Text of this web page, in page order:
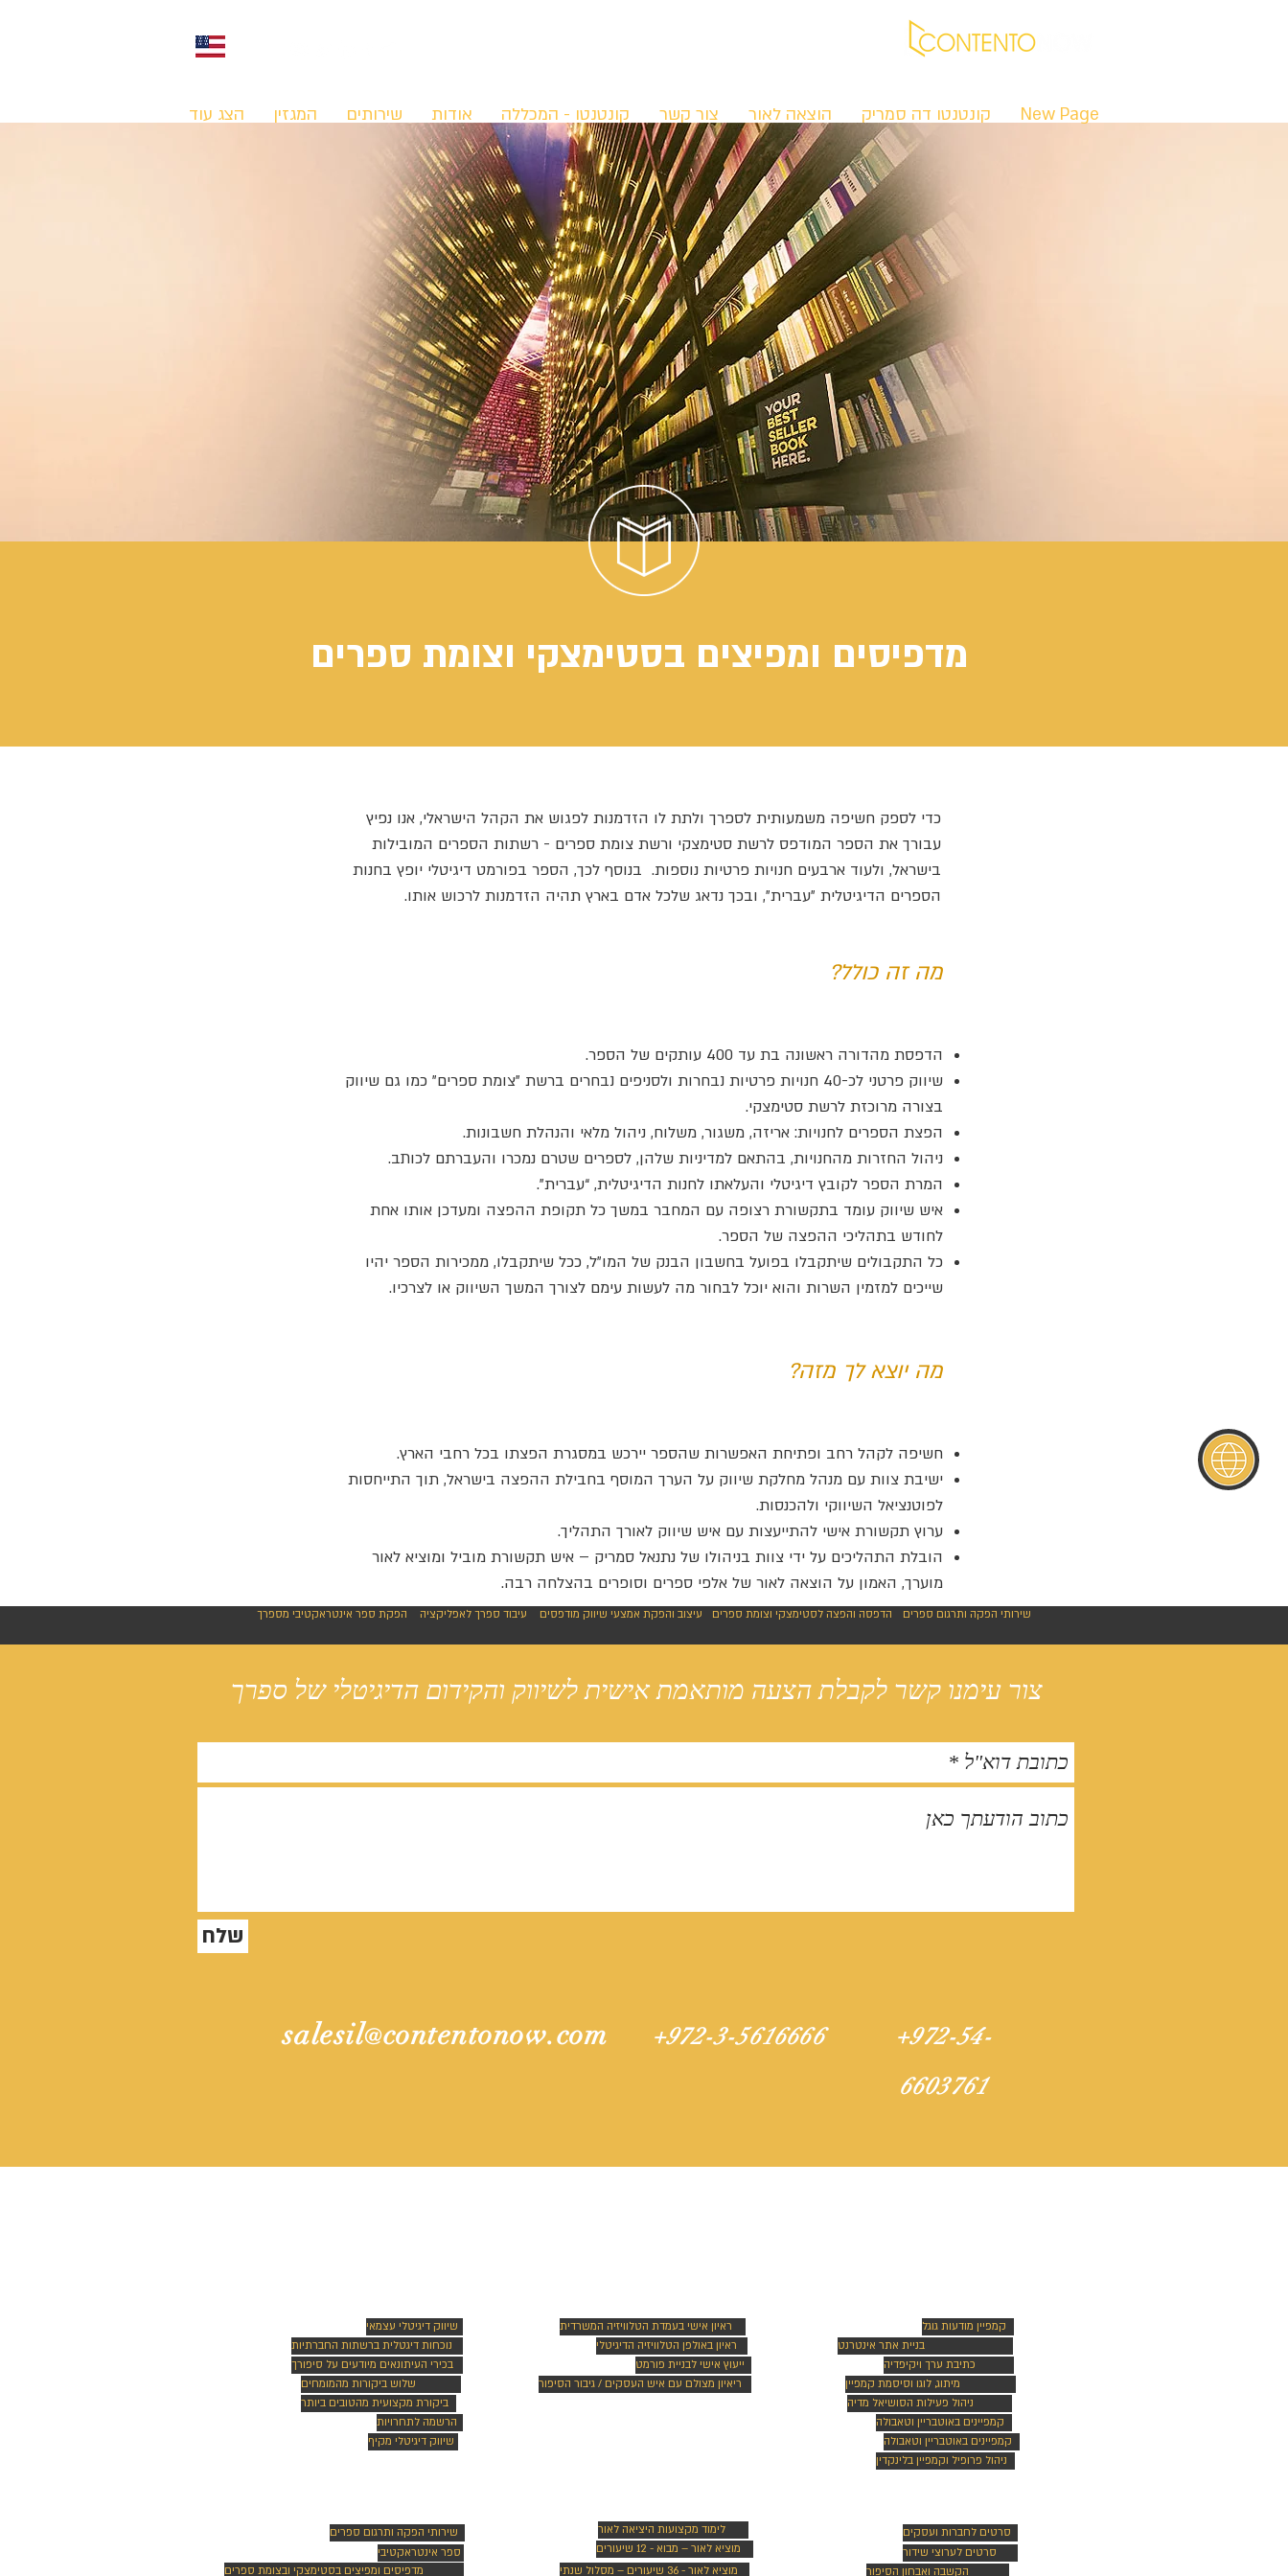
New Page קונטנטו דה סמריק הוצאה לאור צור קשר קונטנטו - המכללה אודות שירותים המגזין הצג עוד
כדי לספק חשיפה משמעותית לספרך ולתת לו הזדמנות לפגוש את הקהל הישראלי, אנו נפיץ
עבורך את הספר המודפס לרשת סטימצקי ורשת צומת ספרים - רשתות הספרים המובילות
בישראל, ולעוד ארבעים חנויות פרטיות נוספות. בנוסף לכך, הספר בפורמט דיגיטלי יופץ בחנות
הספרים הדיגיטלית ״עברית״, ובכך נדאג שלכל אדם בארץ תהיה הזדמנות לרכוש אותו.
מה זה כולל?
הדפסת מהדורה ראשונה בת עד 400 עותקים של הספר.
שיווק פרטני לכ-40 חנויות פרטיות נבחרות ולסניפים נבחרים ברשת "צומת ספרים" כמו גם שיווק
בצורה מרוכזת לרשת סטימצקי.
הפצת הספרים לחנויות: אריזה, משגור, משלוח, ניהול מלאי והנהלת חשבונות.
ניהול החזרות מהחנויות, בהתאם למדיניות שלהן, לספרים שטרם נמכרו והעברתם לכותב.
המרת הספר לקובץ דיגיטלי והעלאתו לחנות הדיגיטלית, “עברית”.
איש שיווק עומד בתקשורת רצופה עם המחבר במשך כל תקופת ההפצה ומעדכן אותו אחת
לחודש בתהליכי ההפצה של הספר.
כל התקבולים שיתקבלו בפועל בחשבון הבנק של המו"ל, ככל שיתקבלו, ממכירות הספר יהיו
שייכים למזמין השרות והוא יוכל לבחור מה לעשות עימם לצורך המשך השיווק או לצרכיו.
מה יוצא לך מזה?
חשיפה לקהל רחב ופתיחת האפשרות שהספר יירכש במסגרת הפצתו בכל רחבי הארץ.
ישיבת צוות עם מנהל מחלקת שיווק על הערך המוסף בחבילת ההפצה בישראל, תוך התייחסות
לפוטנציאל השיווקי ולהכנסות.
ערוץ תקשורת אישי להתייעצות עם איש שיווק לאורך התהליך.
הובלת התהליכים על ידי צוות בניהולו של נתנאל סמריק – איש תקשורת מוביל ומוציא לאור
מוערך, האמון על הוצאה לאור של אלפי ספרים וסופרים בהצלחה רבה.
הפקת ספר אינטראקטיבי מספרך עיבוד ספרך לאפליקציה עיצוב והפקת אמצעי שיווק מודפסים הדפסה והפצה לסטימצקי וצומת ספרים שירותי הפקה ותרגום ספרים
Contact us to receive a personal marketing plan for your book
צור עימנו קשר לקבלת הצעה מותאמת אישית לשיווק והקידום הדיגיטלי של ספרך
שלח
salesil@contentonow.com +972-3-5616666
+972-54-
6603761
שיווק דיגיטלי עצמאי
נוכחות דיגטלית ברשתות החברתיות
בכירי העיתונאים מיודעים על סיפורך
שלוש ביקורות מהמומחים
ראיון אישי בעמדת הטלוויזיה המשרדית
ראיון באולפן הטלוויזיה הדיגיטלי
ייעוץ אישי לבניית פורמט
ריאיון מצולם עם איש העסקים / גיבור הסיפור
ביקורת מקצועית מהטובים ביותר
הרשמה לתחרויות
שיווק דיגיטלי מקיף
קמפיין מודעות גוגל
בניית אתר אינטרנט
כתיבת ערך ויקיפדיה
מיתוג, לוגו וסיסמת קמפיין
ניהול פעילות הסושיאל מדיה
קמפיינים באוטבריין וטאבולה
קמפיינים באוטבריין וטאבולה
ניהול פרופיל וקמפיין בלינקדין
שירותי הפקה ותרגום ספרים
ספר אינטראקטיבי
מדפיסים ומפיצים בסטימצקי ובצומת ספרים
לימוד מקצועות היציאה לאור
מוציא לאור – מבוא - 12 שיעורים
מוציא לאור - 36 שיעורים – מסלול שנתי
סרטים לחברות ועסקים
סרטים לערוצי שידור
הקשבה ואבחון הסיפור